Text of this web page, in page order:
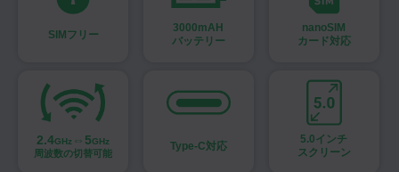
SIMフリー
3000mAH
バッテリー
nanoSIM
カード対応
2.4GHz ⇔5GHz
周波数の切替可能
Type-C対応
5.0インチ
スクリーン